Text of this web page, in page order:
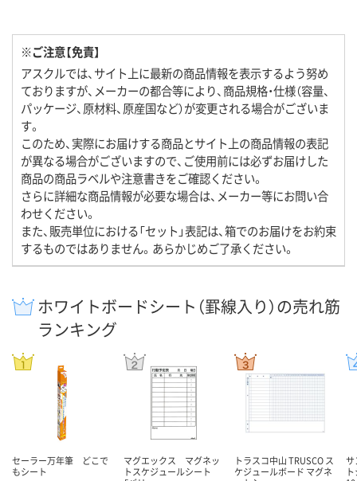
※ご注意【免責】
アスクルでは、サイト上に最新の商品情報を表示するよう努め
ておりますが、メーカーの都合等により、商品規格・仕様（容量、
パッケージ、原材料、原産国など）が変更される場合がございま
す。
このため、実際にお届けする商品とサイト上の商品情報の表記
が異なる場合がございますので、ご使用前には必ずお届けした
商品の商品ラベルや注意書きをご確認ください。
さらに詳細な商品情報が必要な場合は、メーカー等にお問い合
わせください。
また、販売単位における「セット」表記は、箱でのお届けをお約束
するものではありません。あらかじめご了承ください。
ホワイトボードシート（罫線入り）の売れ筋
ランキング
セーラー万年筆 どこで
もシート
マグエックス マグネッ
トスケジュールシート
トラスコ中山 TRUSCO ス
ケジュールボード マグネ
サ